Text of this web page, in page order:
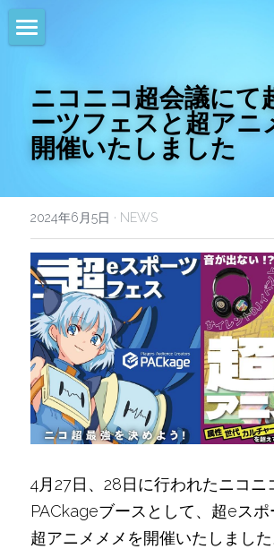
NEWS
EVENTS
COMMUNITY
COMPANY
SHOP
ニコニコ超会議にて
ーツフェスと超アニ
開催いたしました
2024年6月5日 · NEWS
4月27日、28日に行われたニコニ
PACkageブースとして、超eスポ
超アニメメメを開催いたしました